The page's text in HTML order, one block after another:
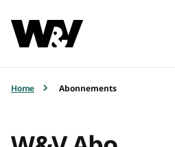
Home Abonnements